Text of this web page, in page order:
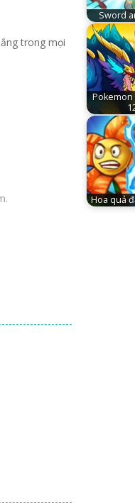
trong mọi
Sword
Pokemon
Hoa quả